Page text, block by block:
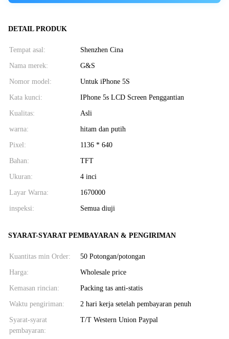
DETAIL PRODUK
Tempat asal: Shenzhen Cina
Nama merek: G&S
Nomor model: Untuk iPhone 5S
Kata kunci: IPhone 5s LCD Screen Penggantian
Kualitas: Asli
warna: hitam dan putih
Pixel: 1136 * 640
Bahan: TFT
Ukuran: 4 inci
Layar Warna: 1670000
inspeksi: Semua diuji
SYARAT-SYARAT PEMBAYARAN & PENGIRIMAN
Kuantitas min Order: 50 Potongan/potongan
Harga: Wholesale price
Kemasan rincian: Packing tas anti-statis
Waktu pengiriman: 2 hari kerja setelah pembayaran penuh
Syarat-syarat
pembayaran:
T/T Western Union Paypal